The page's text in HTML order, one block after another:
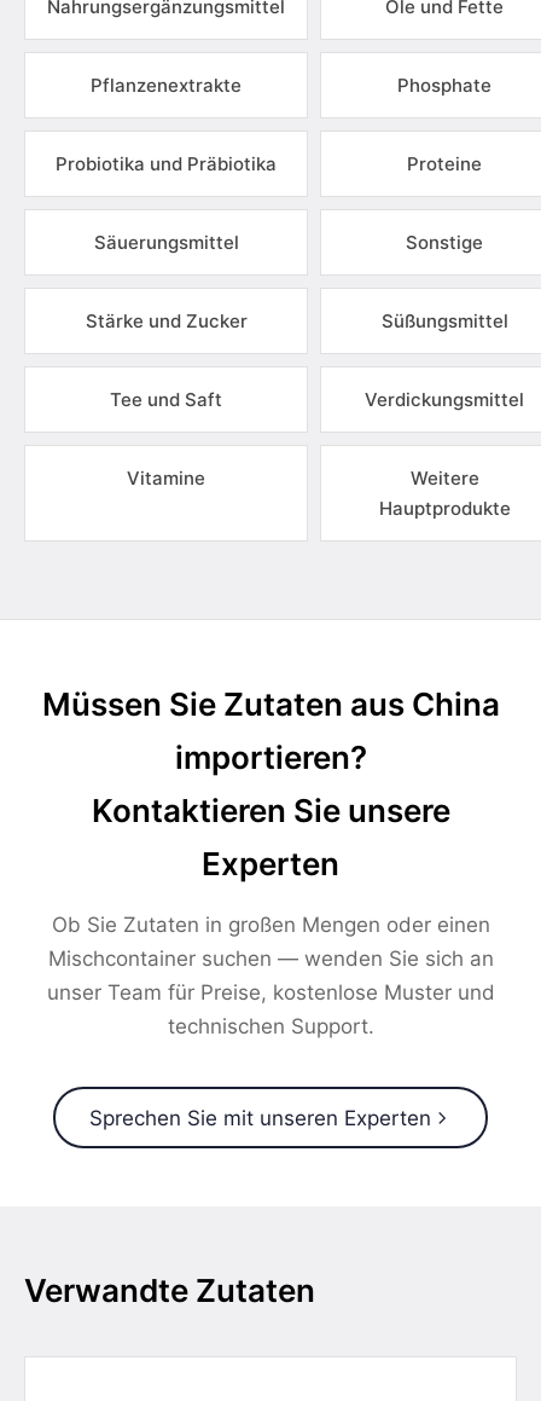
Nahrungsergänzungsmittel Öle und Fette
Pflanzenextrakte Phosphate
Probiotika und Präbiotika Proteine
Säuerungsmittel Sonstige
Stärke und Zucker Süßungsmittel
Tee und Saft Verdickungsmittel
Vitamine
Weitere
Hauptprodukte
Müssen Sie Zutaten aus China
importieren?
Kontaktieren Sie unsere
Experten
Ob Sie Zutaten in großen Mengen oder einen
Mischcontainer suchen — wenden Sie sich an
unser Team für Preise, kostenlose Muster und
technischen Support.
Sprechen Sie mit unseren Experten
Verwandte Zutaten